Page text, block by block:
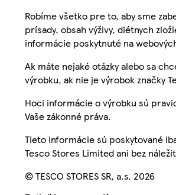
Robíme všetko pre to, aby sme
prísady, obsah výživy, diétnych
informácie poskytnuté na
Ak máte nejaké otázky alebo sa
výrobku, ak nie je výrobok značky
Hoci informácie o výrobku sú
Vaše zákonné práva.
Tieto informácie sú poskytované
Tesco Stores Limited ani bez
© TESCO STORES SR, a.s. 2026